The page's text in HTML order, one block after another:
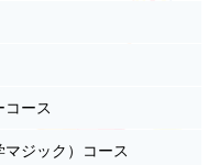
コース
ジック）コース